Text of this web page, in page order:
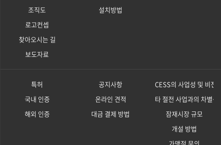
조직도
로고컨셉
찾아오시는 길
보도자료
설치방법
특허
국내 인증
해외 인증
공지사항
온라인 견적
대금 결제 방법
CESS의 사업성 및 비전
타 절전 사업과의 차별성
잠재시장 규모
개설 방법